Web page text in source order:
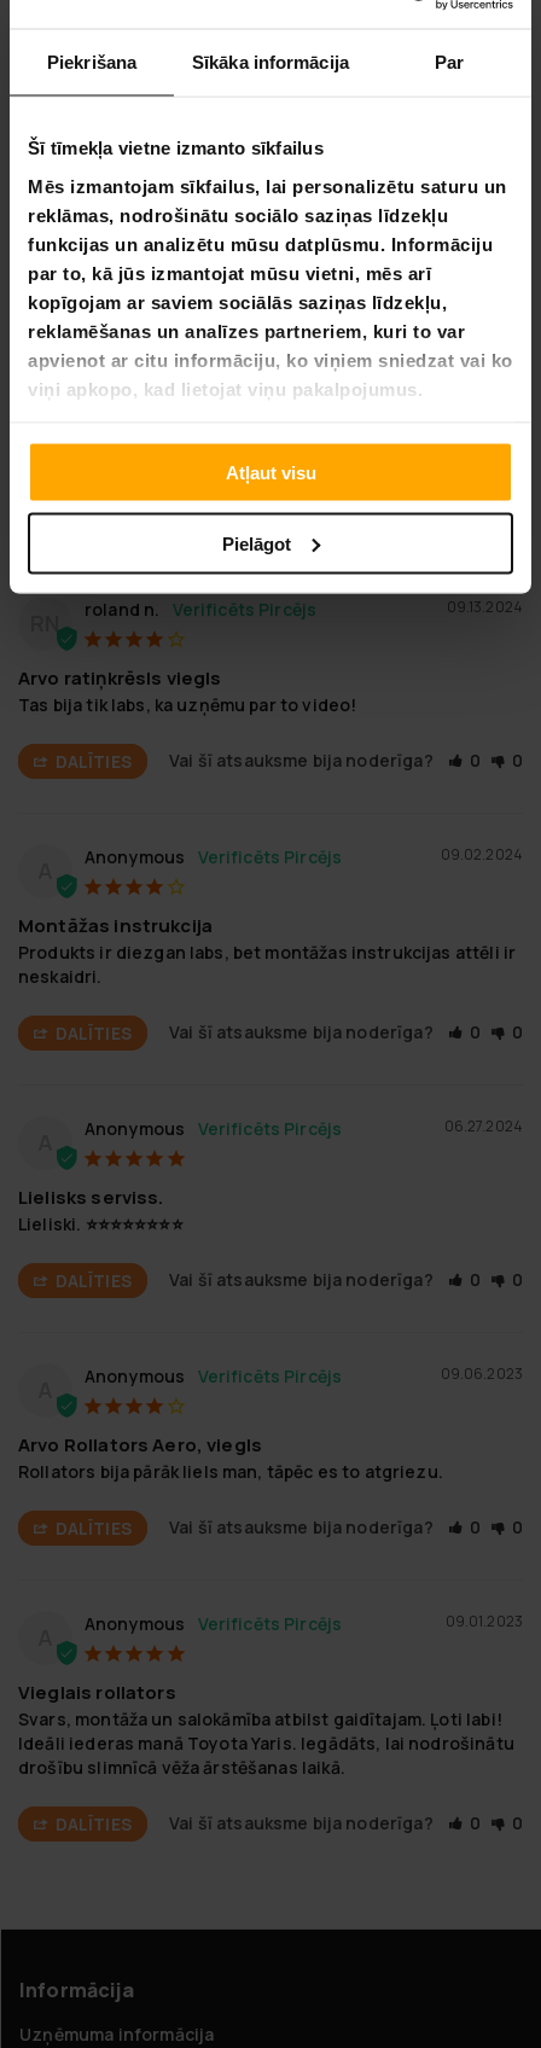
Piekrišana Sīkāka informācija Par
Šī tīmekļa vietne izmanto sīkfailus
Mēs izmantojam sīkfailus, lai personalizētu saturu un
reklāmas, nodrošinātu sociālo saziņas līdzekļu
funkcijas un analizētu mūsu datplūsmu. Informāciju
par to, kā jūs izmantojat mūsu vietni, mēs arī
kopīgojam ar saviem sociālās saziņas līdzekļu,
reklamēšanas un analīzes partneriem, kuri to var
apvienot ar citu informāciju, ko viņiem sniedzat vai ko
viņi apkopo, kad lietojat viņu pakalpojumus.
Atļaut visu
Pielāgot
4,4
3
0
0
0
UZRAKSTĪT ATSAUKSMI
UZDOT JAUTĀJUMU
Jautājums
RN
09.13.2024
roland n.
Arvo ratiņkrēsls viegls
Tas bija tik labs, ka uzņēmu par to video!
DALĪTIES Vai šī atsauksme bija noderīga? 0 0
09.02.2024
Anonymous
Montāžas instrukcija
Produkts ir diezgan labs, bet montāžas instrukcijas attēli ir
neskaidri.
DALĪTIES Vai šī atsauksme bija noderīga? 0 0
06.27.2024
Anonymous
Lielisks serviss.
Lieliski. ⭐️⭐️⭐️⭐️⭐️⭐️⭐️⭐️
DALĪTIES Vai šī atsauksme bija noderīga? 0 0
09.06.2023
Anonymous
Arvo Rollators Aero, viegls
Rollators bija pārāk liels man, tāpēc es to atgriezu.
DALĪTIES Vai šī atsauksme bija noderīga? 0 0
09.01.2023
Anonymous
Vieglais rollators
Svars, montāža un salokāmība atbilst gaidītajam. Ļoti labi!
Ideāli iederas manā Toyota Yaris. Iegādāts, lai nodrošinātu
drošību slimnīcā vēža ārstēšanas laikā.
DALĪTIES Vai šī atsauksme bija noderīga? 0 0
Informācija
Uzņēmuma informācija